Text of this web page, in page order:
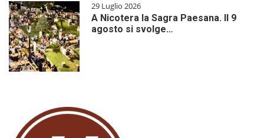
29 Luglio 2026
A Nicotera la Sagra Paesana. Il 9
agosto si svolge…